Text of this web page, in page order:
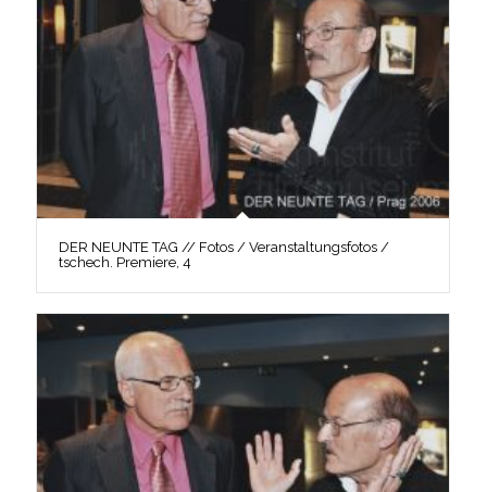
DER NEUNTE TAG // Fotos / Veranstaltungsfotos /
tschech. Premiere, 4